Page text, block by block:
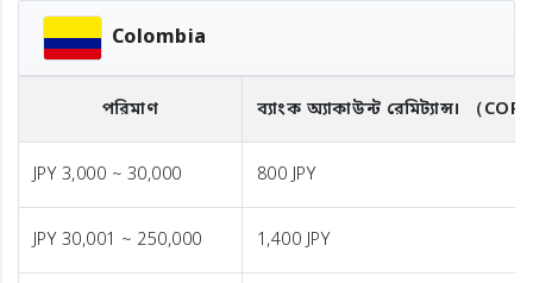
Colombia
পরিমাণ ব্যাংক অ্যাকাউন্ট রেমিট্যান্স। （COP
JPY 3,000 ~ 30,000 800 JPY
JPY 30,001 ~ 250,000 1,400 JPY